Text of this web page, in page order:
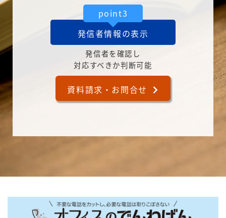
point3
発信者情報の表示
発信者を確認し
対応すべきか判断可能
資料請求・お問合せ